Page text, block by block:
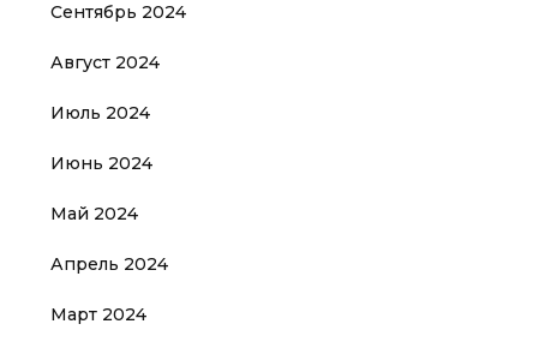
Сентябрь 2024
Август 2024
Июль 2024
Июнь 2024
Май 2024
Апрель 2024
Март 2024